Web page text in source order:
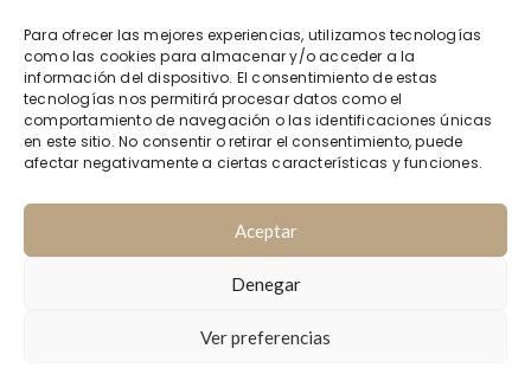
Para ofrecer las mejores experiencias, utilizamos tecnologías
como las cookies para almacenar y/o acceder a la
información del dispositivo. El consentimiento de estas
tecnologías nos permitirá procesar datos como el
comportamiento de navegación o las identificaciones únicas
en este sitio. No consentir o retirar el consentimiento, puede
afectar negativamente a ciertas características y funciones.
Aceptar
Denegar
Ver preferencias
971 31 35 21 / 628 629 737
Envíanos un mensaje
info@clinicadentalbustamante.es
Avda. Isidoro Macabich nº64 07800 IBIZA
Copyright 2025 - Clínica Dental Esther de Bustamante